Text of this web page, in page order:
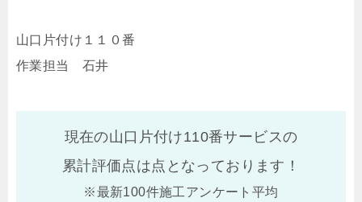
山口片付け１１０番
作業担当 石井
現在の山口片付け110番サービスの
累計評価点は点となっております！
※最新100件施工アンケート平均